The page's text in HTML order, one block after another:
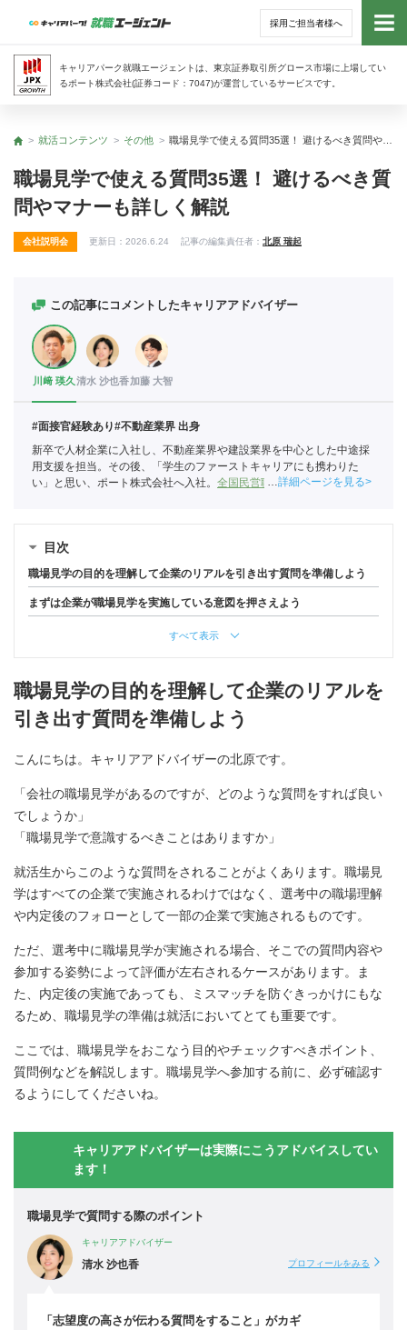
採用ご担当者様へ
キャリアパーク就職エージェントは、東京証券取引所グロース市場に上場してい
るポート株式会社(証券コード：7047)が運営しているサービスです。
トッ
トップ
就活コンテンツ その他
職場見学で使える質問35選！ 避けるべき質
問やマナーも詳しく解説
会社説明会 更新日： 2026.6.24 記事の編集責任者： 北原 瑞起
この記事にコメントしたキャリアアドバイザー
川﨑 瑛久 清水 沙也香加藤 大智
#面接官経験あり#不動産業界 出身
新卒で人材企業に入社し、不動産業界や建設業界を中心とした中途採
用支援を担当。その後、「学生のファーストキャリアにも携わりた
い」と思い、ポート株式会社へ入社。 全国民営職業紹介事業協会職業
詳細ページを見る
目次
職場見学の目的を理解して企業のリアルを引き出す質問を準備しよう
まずは企業が職場見学を実施している意図を押さえよう
すべて表示
職場見学の目的を理解して企業のリアルを
引き出す質問を準備しよう
こんにちは。キャリアアドバイザーの北原です。
「会社の職場見学があるのですが、どのような質問をすれば良い
でしょうか」
「職場見学で意識するべきことはありますか」
就活生からこのような質問をされることがよくあります。職場見
学はすべての企業で実施されるわけではなく、選考中の職場理解
や内定後のフォローとして一部の企業で実施されるものです。
ただ、選考中に職場見学が実施される場合、そこでの質問内容や
参加する姿勢によって評価が左右されるケースがあります。ま
た、内定後の実施であっても、ミスマッチを防ぐきっかけにもな
るため、職場見学の準備は就活においてとても重要です。
ここでは、職場見学をおこなう目的やチェックすべきポイント、
質問例などを解説します。職場見学へ参加する前に、必ず確認す
るようにしてくださいね。
キャリアアドバイザーは実際にこうアドバイスしてい
ます！
職場見学で質問する際のポイント
キャリアアドバイザー
清水 沙也香 プロフィールをみる
「志望度の高さが伝わる質問をすること」がカギ